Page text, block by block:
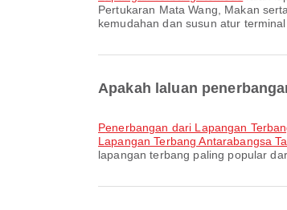
Pertukaran Mata Wang, Makan
kemudahan dan susun atur
Apakah laluan
penerbangan dari Lapangan
Lapangan Terbang Antarabangsa
lapangan terbang paling popular